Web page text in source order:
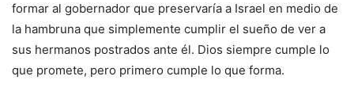
formar al gobernador que preservaría a Israel en medio de
la hambruna que simplemente cumplir el sueño de ver a
sus hermanos postrados ante él. Dios siempre cumple lo
que promete, pero primero cumple lo que forma.